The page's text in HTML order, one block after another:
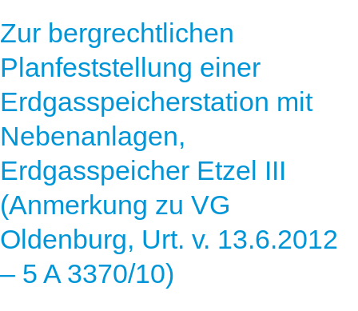
Zur bergrechtlichen
Planfeststellung einer
Erdgasspeicherstation mit
Nebenanlagen,
Erdgasspeicher Etzel III
(Anmerkung zu VG
Oldenburg, Urt. v. 13.6.2012
– 5 A 3370/10)